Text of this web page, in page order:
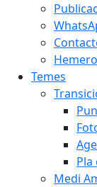
Temes
Pla
Medi